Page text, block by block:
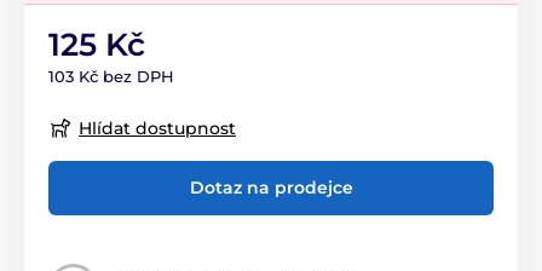
125 Kč
103 Kč bez DPH
Hlídat dostupnost
Dotaz na prodejce